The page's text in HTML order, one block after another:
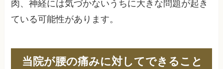
肉、神経には気づかないうちに大きな問題が起き
ている可能性があります。
当院が腰の痛みに対してできること